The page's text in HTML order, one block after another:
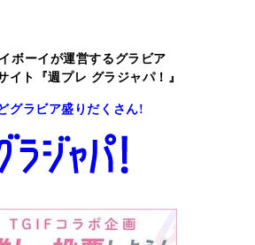
ボーイが運営するグラビア
イト『週プレ グラジャパ！』
グラビア盛りだくさん!